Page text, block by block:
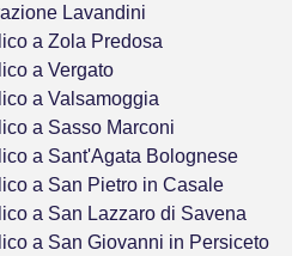
Lavandini
a Zola Predosa
a Vergato
a Valsamoggia
a Sasso Marconi
a Sant'Agata Bolognese
a San Pietro in Casale
a San Lazzaro di Savena
a San Giovanni in Persiceto